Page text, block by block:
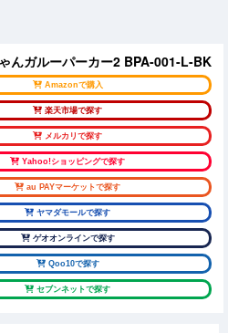
んガルーパーカー2 BPA-001-L-BK
Amazonで購入
楽天市場で探す
メルカリで探す
Yahoo!ショッピングで探す
au PAYマーケットで探す
ヤマダモールで探す
ゲオオンラインで探す
Qoo10で探す
セブンネットで探す